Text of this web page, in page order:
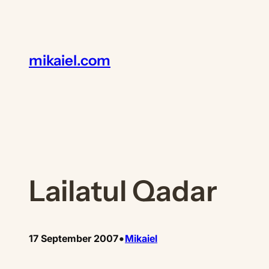
mikaiel.com
Lailatul Qadar
17 September 2007•Mikaiel